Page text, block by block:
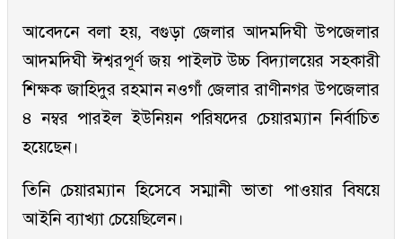
আবেদনে বলা হয়, বগুড়া জেলার আদমদিঘী উপজেলার
আদমদিঘী ঈশ্বরপূর্ণ জয় পাইলট উচ্চ বিদ্যালয়ের সহকারী
শিক্ষক জাহিদুর রহমান নওগাঁ জেলার রাণীনগর উপজেলার
৪ নম্বর পারইল ইউনিয়ন পরিষদের চেয়ারম্যান নির্বাচিত
হয়েছেন।
তিনি চেয়ারম্যান হিসেবে সম্মানী ভাতা পাওয়ার বিষয়ে
আইনি ব্যাখ্যা চেয়েছিলেন।